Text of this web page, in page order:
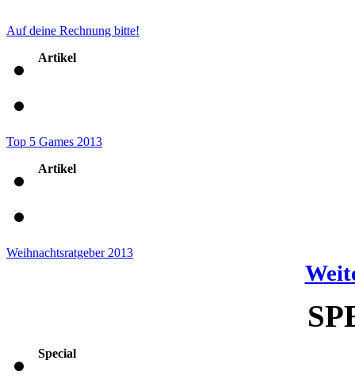
Auf deine Rechnung bitte!
Artikel
Top 5 Games 2013
Artikel
Weihnachtsratgeber 2013
Special